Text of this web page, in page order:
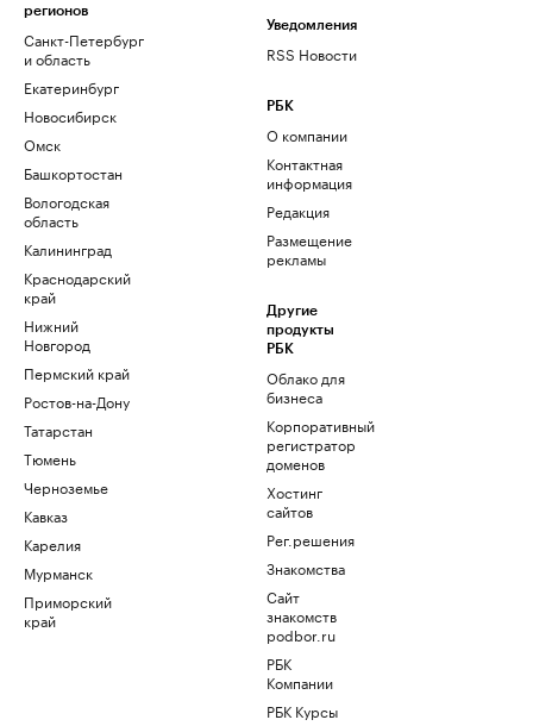
регионов
Санкт-Петербург
и область
Екатеринбург
Новосибирск
Омск
Башкортостан
Вологодская
область
Калининград
Краснодарский
край
Нижний
Новгород
Пермский край
Ростов-на-Дону
Татарстан
Тюмень
Черноземье
Кавказ
Карелия
Мурманск
Приморский
край
Уведомления
RSS Новости
РБК
О компании
Контактная
информация
Редакция
Размещение
рекламы
Другие
продукты
РБК
Облако для
бизнеса
Корпоративный
регистратор
доменов
Хостинг
сайтов
Рег.решения
Знакомства
Сайт
знакомств
podbor.ru
РБК
Компании
РБК Курсы